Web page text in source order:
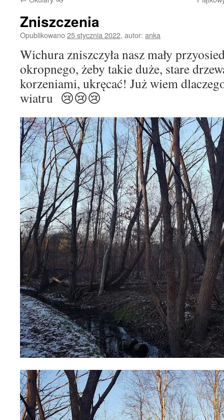
Zniszczenia
Opublikowano25 stycznia 2022, autor: anka
Wichura zniszczyła nasz mały
okropnego, żeby takie duże, stare
korzeniami, ukręcać! Już wiem
wiatru 😢😢😢